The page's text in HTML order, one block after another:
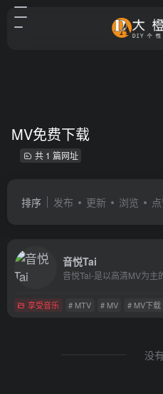
MV免费下载
共 1 篇网址
排序 发布 更新 浏览
音悦Tai
享受音乐 # MTV # MV # MV下载
没